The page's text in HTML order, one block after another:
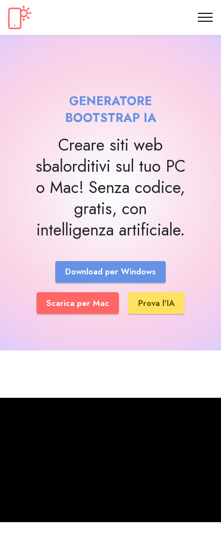
GENERATORE
BOOTSTRAP IA
Creare siti web
sbalorditivi sul tuo PC
o Mac! Senza codice,
gratis, con
intelligenza artificiale.
Download per Windows
Scarica per Mac Prova l'IA